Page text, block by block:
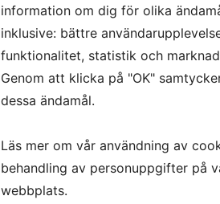
En
information om dig för olika
inklusive: bättre
funktionalitet, statistik och
Genom att klicka på "OK"
dessa ändamål.
Läs mer om vår användning av
behandling av personuppgifter på
webbplats.